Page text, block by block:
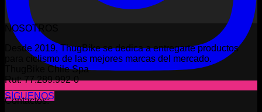
SÍGUENOS
NOSOTROS
Desde 2019, ThugBike se dedica a entregarte productos
para ciclismo de las mejores marcas del mercado.
ThugBike Chile Spa
Rut: 77.289.992-0
Contactos: